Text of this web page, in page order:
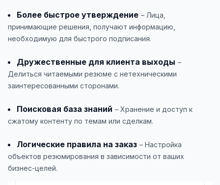
Более быстрое утверждение – Лица,
принимающие решения, получают информацию,
необходимую для быстрого подписания.
Дружественные для клиента выходы –
Делиться читаемыми резюме с нетехническими
заинтересованными сторонами.
Поисковая база знаний – Хранение и доступ к
сжатому контенту по темам или сделкам.
Логические правила на заказ – Настройка
объектов резюмирования в зависимости от ваших
бизнес-целей.